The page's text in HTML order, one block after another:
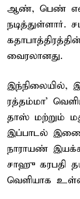
ஆண், பெண் என
வைரலானது.
இந்நிலையில்,
ரத்தம்மா'
தாஸ் மற்றும்
இப்பாடல்
நாராயண்
சாஹு கரபதி
வெளியாக